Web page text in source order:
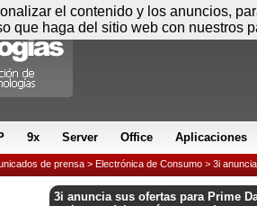
9x Server Office Aplicaciones
de prensa > Electrónica de Consumo > 3i
3i anuncia sus ofertas para Prime
el contenido y los anuncios,
que haga del sitio web con nuestros